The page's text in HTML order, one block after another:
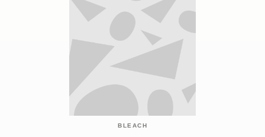
BLEACH